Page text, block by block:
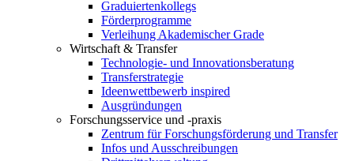
Graduiertenkollegs
Förderprogramme
Verleihung Akademischer Grade
Wirtschaft & Transfer
Technologie- und Innovationsberatung
Transferstrategie
Ideenwettbewerb inspired
Ausgründungen
Forschungsservice und -praxis
Zentrum für Forschungsförderung und Transfer
Infos und Ausschreibungen